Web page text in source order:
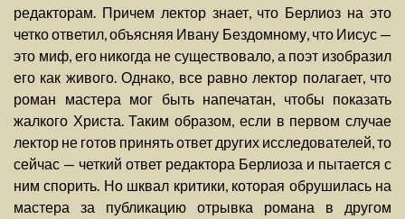
редакторам. Причем лектор знает, что Берлиоз на это
четко ответил, объясняя Ивану Бездомному, что Иисус —
это миф, его никогда не существовало, а поэт изобразил
его как живого. Однако, все равно лектор полагает, что
роман мастера мог быть напечатан, чтобы показать
жалкого Христа. Таким образом, если в первом случае
лектор не готов принять ответ других исследователей, то
сейчас — четкий ответ редактора Берлиоза и пытается с
ним спорить. Но шквал критики, которая обрушилась на
мастера за публикацию отрывка романа в другом